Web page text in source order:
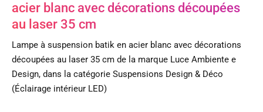
acier blanc avec décorations découpées
au laser 35 cm
Lampe à suspension batik en acier blanc avec décorations
découpées au laser 35 cm de la marque Luce Ambiente e
Design, dans la catégorie Suspensions Design & Déco
(Éclairage intérieur LED)